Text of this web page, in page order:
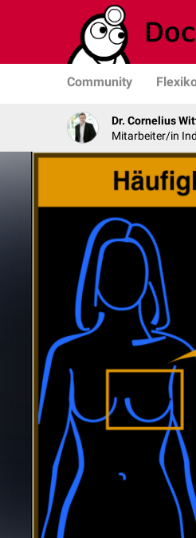
Community
Dr. Cornelius
Mitarbeiter/in